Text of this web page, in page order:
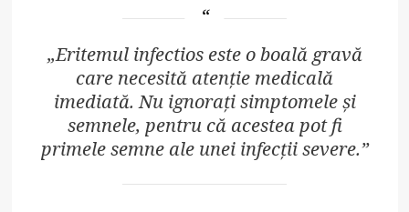
„Eritemul infectios este o boală gravă
care necesită atenție medicală
imediată. Nu ignorați simptomele și
semnele, pentru că acestea pot fi
primele semne ale unei infecții severe.”